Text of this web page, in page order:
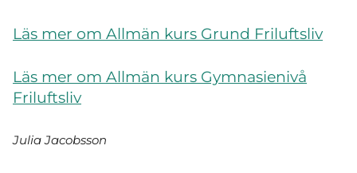
Läs mer om Allmän kurs Grund Friluftsliv
Läs mer om Allmän kurs Gymnasienivå
Friluftsliv
Julia Jacobsson